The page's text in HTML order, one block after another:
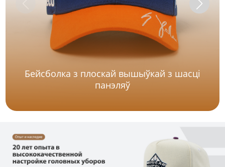
Бейсболка з плоскай вышыўкай з шасці
панэляў